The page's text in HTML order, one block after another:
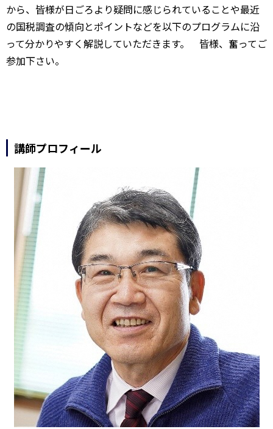
から、皆様が日ごろより疑問に感じられていることや最近
の国税調査の傾向とポイントなどを以下のプログラムに沿
って分かりやすく解説していただきます。 皆様、奮ってご
参加下さい。
講師プロフィール